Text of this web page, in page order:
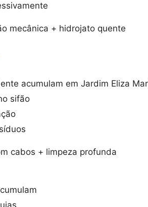
mecânica + hidrojato quente
acumulam em Jardim Eliza
sifão
cabos + limpeza profunda